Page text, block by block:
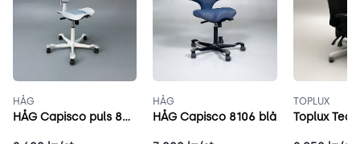
HÅG
HÅG Capisco puls 8010 grå
HÅG
HÅG Capisco 8106 blå
TOPLUX
Toplux